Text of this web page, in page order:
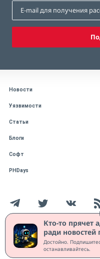
Кто-то прячет
ради новостей
Достойно.
останавливайтесь.
Новости
Уязвимости
Статьи
Блоги
Софт
PHDays
Работает на CMS "1С-Битрикс:
Защищено CURATOR